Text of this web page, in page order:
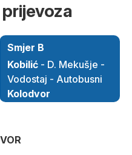
Smjer B
Kobilić- D. Mekušje -
Vodostaj - Autobusni
Kolodvor